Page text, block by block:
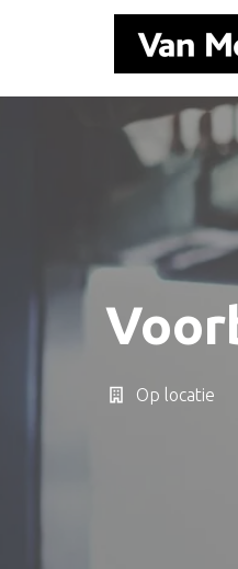
Homepagina
Op locatie